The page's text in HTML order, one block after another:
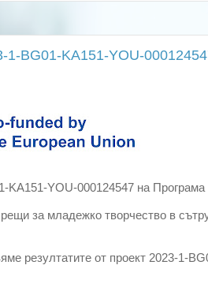
1-BG01-KA151-YOU-
KA151-YOU-000124547 на
за младежко творчество в
резултатите от проект 2023-1-